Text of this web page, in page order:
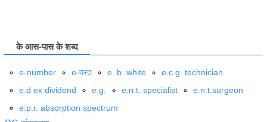
के आस-पास के शब्द
e-number e-परत e. b. white
e.c.g. technician
e.d ex dividend
e.g. e.n.t. specialist
e.n.t.surgeon
e.p.r. absorption spectrum